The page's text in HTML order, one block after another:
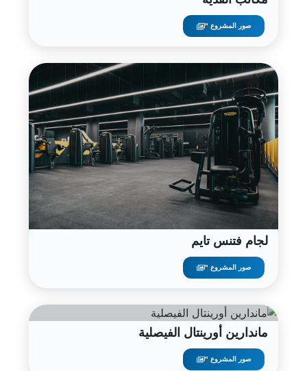
صور المشروع "
لجام فتنس تايم
صور المشروع "
ماندارين أورينتال الفيصلية
صور المشروع "